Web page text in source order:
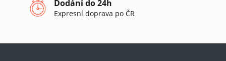
i
s
Dodání do 24h
Expresní doprava po ČR